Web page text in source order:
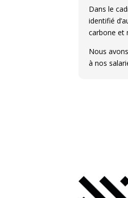
Dans le
identifié
carbone et
Nous
à nos